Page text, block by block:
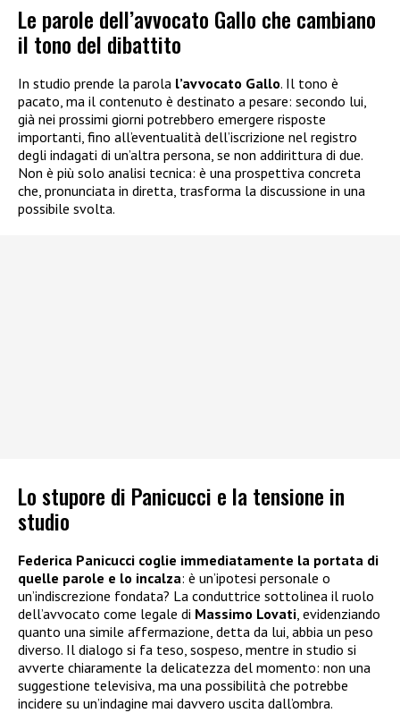
Le parole dell’avvocato Gallo che cambiano
il tono del dibattito
In studio prende la parola l’avvocato Gallo. Il tono è
pacato, ma il contenuto è destinato a pesare: secondo lui,
già nei prossimi giorni potrebbero emergere risposte
importanti, fino all’eventualità dell’iscrizione nel registro
degli indagati di un’altra persona, se non addirittura di due.
Non è più solo analisi tecnica: è una prospettiva concreta
che, pronunciata in diretta, trasforma la discussione in una
possibile svolta.
Lo stupore di Panicucci e la tensione in
studio
Federica Panicucci coglie immediatamente la portata di
quelle parole e lo incalza: è un’ipotesi personale o
un’indiscrezione fondata? La conduttrice sottolinea il ruolo
dell’avvocato come legale di Massimo Lovati , evidenziando
quanto una simile affermazione, detta da lui, abbia un peso
diverso. Il dialogo si fa teso, sospeso, mentre in studio si
avverte chiaramente la delicatezza del momento: non una
suggestione televisiva, ma una possibilità che potrebbe
incidere su un’indagine mai davvero uscita dall’ombra.